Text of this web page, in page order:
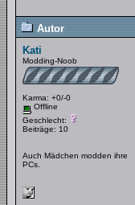
Autor
Kati
Modding-Noob
Karma: +0/-0
Offline
Geschlecht:
Beiträge: 10
Auch Mädchen modden ihre
PCs.